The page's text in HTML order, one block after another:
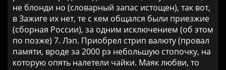
не блонди но (словарный запас истощен), так вот,
в Зажиге их нет, те с кем общался были приезжие
(сборная России), за одним исключением (об этом
по позже) 7. Лэп. Приобрел стрип валюту (провал
памяти, вроде за 2000 рэ небольшую стопочку, на
которую опять налетели чайки. Маяк любви, то